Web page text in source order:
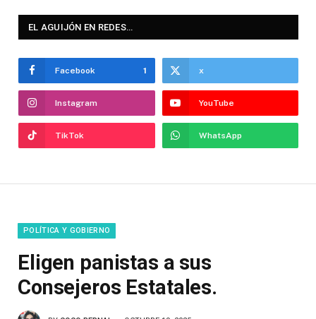
EL AGUIJÓN EN REDES…
Facebook 1 x
Instagram YouTube
TikTok WhatsApp
POLÍTICA Y GOBIERNO
Eligen panistas a sus
Consejeros Estatales.